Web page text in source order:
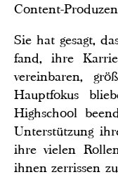
Content-
Sie hat gesagt,
fand, ihre
vereinbaren,
Hauptfokus
Highschool
Unterstützung
ihre vielen
ihnen zerrissen